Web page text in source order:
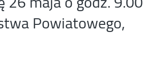
Powiatowego,